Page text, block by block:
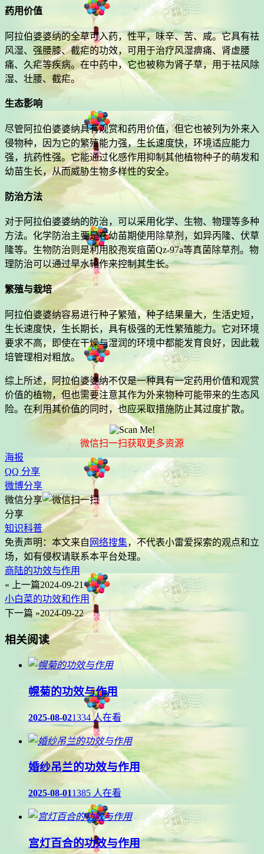
药用价值
阿拉伯婆婆纳的全草可入药，性平，味辛、苦、咸。它具有祛
风湿、强腰膝、截疟的功效，可用于治疗风湿痹痛、肾虚腰
痛、久疟等疾病。在中药中，它也被称为肾子草，用于祛风除
湿、壮腰、截疟。
生态影响
尽管阿拉伯婆婆纳具有观赏和药用价值，但它也被列为外来入
侵物种，因为它的繁殖能力强，生长速度快，环境适应能力
强，抗药性强。它能通过化感作用抑制其他植物种子的萌发和
幼苗生长，从而威胁生物多样性的安全。
防治方法
对于阿拉伯婆婆纳的防治，可以采用化学、生物、物理等多种
方法。化学防治主要是在幼苗期使用除草剂，如异丙隆、伏草
隆等。生物防治则是利用胶孢炭疽菌Qz-97a等真菌除草剂。物
理防治可以通过旱水轮作来控制其生长。
繁殖与栽培
阿拉伯婆婆纳容易进行种子繁殖，种子结果量大，生活史短，
生长速度快，生长期长，具有极强的无性繁殖能力。它对环境
要求不高，即使在干燥与湿润的环境中都能发育良好，因此栽
培管理相对粗放。
综上所述，阿拉伯婆婆纳不仅是一种具有一定药用价值和观赏
价值的植物，但也需要注意其作为外来物种可能带来的生态风
险。在利用其价值的同时，也应采取措施防止其过度扩散。
微信扫一扫获取更多资源
海报
QQ 分享
微博分享
微信分享
分享
知识科普
免责声明：本文来自 网络搜集，不代表小雷爱探索的观点和立
场，如有侵权请联系本平台处理。
商陆的功效与作用
« 上一篇2024-09-21
小白菜的功效和作用
下一篇 »2024-09-22
相关阅读
幌菊的功效与作用
2025-08-021334 人在看
婚纱吊兰的功效与作用
2025-08-011385 人在看
宫灯百合的功效与作用